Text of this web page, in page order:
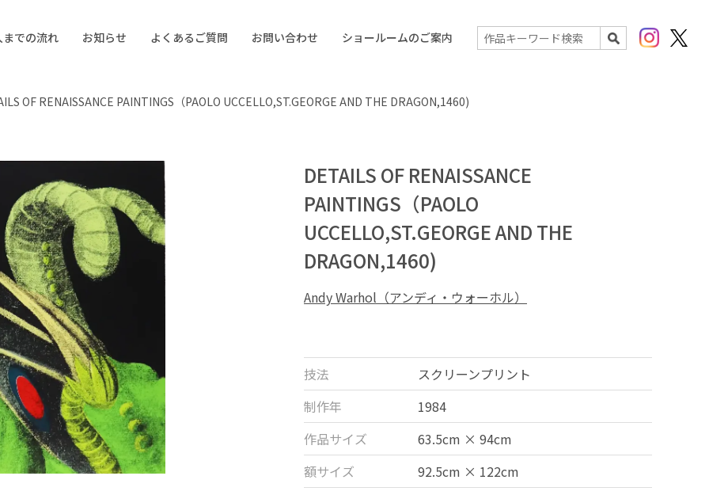
での流れ お知らせ よくあるご質問 お問い合わせ ショールームのご案内
検索
Instagram
OF RENAISSANCE PAINTINGS（PAOLO UCCELLO,ST.GEORGE AND THE DRAGON,1460)
DETAILS OF RENAISSANCE
PAINTINGS（PAOLO
UCCELLO,ST.GEORGE AND THE
DRAGON,1460)
Andy Warhol（アンディ・ウォーホル）
技法
スクリーンプリント
制作年
1984
作品サイズ
63.5cm × 94cm
額サイズ
92.5cm × 122cm